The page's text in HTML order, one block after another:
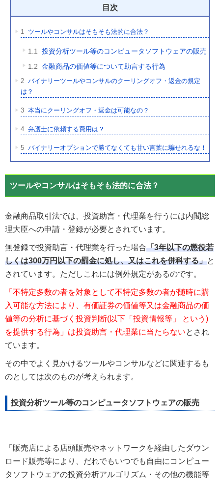
目次
1 ツールやコンサルはそもそも法的に合法？
1.1 投資分析ツール等のコンピュータソフトウェアの販売
1.2 金融商品の価値等について助言する行為
2 バイナリーツールやコンサルのクーリングオフ・返金の規定
は？
3 本当にクーリングオフ・返金は可能なの？
4 弁護士に依頼する費用は？
5 バイナリーオプションで勝てなくても甘い言葉に騙せれるな！
ツールやコンサルはそもそも法的に合法？
金融商品取引法では、投資助言・代理業を行うには内閣総
理大臣への申請・登録が必要とされています。
無登録で投資助言・代理業を行った場合「3年以下の懲役若
しくは300万円以下の罰金に処し、又はこれを併科する」と
されています。ただしこれには例外規定があるのです。
「不特定多数の者を対象として不特定多数の者が随時に購
入可能な方法により、有価証券の価値等又は金融商品の価
値等の分析に基づく投資判断(以下「投資情報等」 という)
を提供する行為」は投資助言・代理業に当たらないとされ
ています。
その中でよく見かけるツールやコンサルなどに関連するも
のとしては次のものが考えられます。
投資分析ツール等のコンピュータソフトウェアの販売
「販売店による店頭販売やネットワークを経由したダウン
ロード販売等により、だれでもいつでも自由にコンピュー
タソフトウェアの投資分析アルゴリズム・その他の機能等